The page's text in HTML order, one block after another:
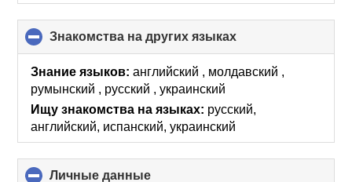
Знакомства на других языках
to
collapse
Знание языков: английский , молдавский ,
румынский , русский , украинский
Ищу знакомства на языках: русский,
английский, испанский, украинский
Личные данные